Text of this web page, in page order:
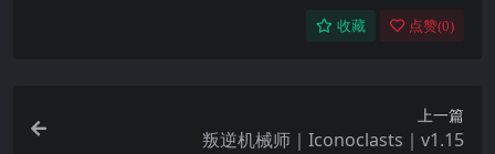
收藏 点赞(0)
上一篇
叛逆机械师｜Iconoclasts｜v1.15